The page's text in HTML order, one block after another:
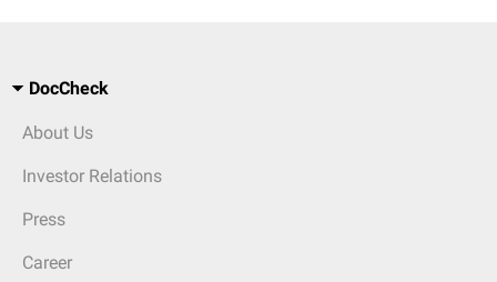
DocCheck
About Us
Investor Relations
Press
Career